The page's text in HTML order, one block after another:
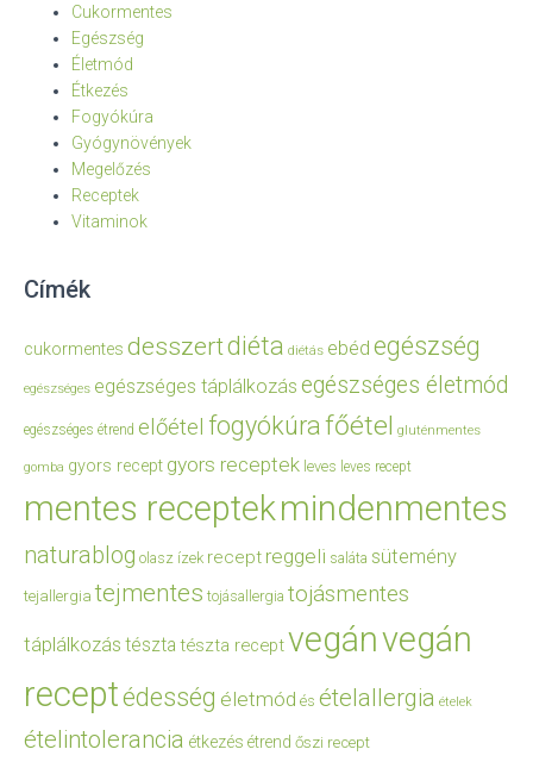
Cukormentes
Egészség
Életmód
Étkezés
Fogyókúra
Gyógynövények
Megelőzés
Receptek
Vitaminok
Címék
cukormentes desszertdiéta diétás ebéd egészség
egészséges egészséges táplálkozás egészséges életmód
egészséges étrend előétel fogyókúrafőétel gluténmentes
gomba gyors recept gyors receptek leves leves recept
mentes receptekmindenmentes
naturablog olasz ízek recept reggeli saláta sütemény
tejallergia tejmentes tojásallergia tojásmentes
táplálkozás tészta tészta receptvegánvegán
receptédesség életmód és ételallergia ételek
ételintolerancia étkezés étrend őszi recept